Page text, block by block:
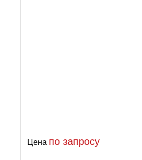
Цена по запросу